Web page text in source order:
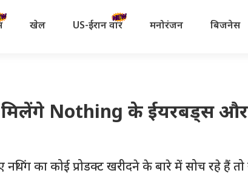
खेल US-ईरान वॉर मनोरंजन बिजनेस
मिलेंगे Nothing के ईयरबड्स और
का कोई प्रोडक्ट खरीदने के बारे में सोच रहे हैं तो